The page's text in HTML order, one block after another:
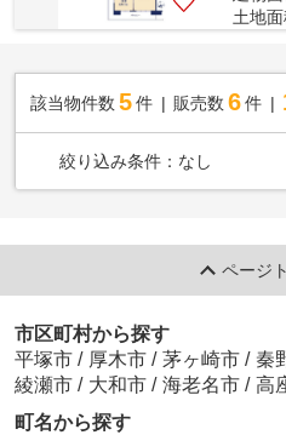
土地面
該当物件数 5件 販売数 6 件
絞り込み条件： なし
ページ
市区町村から探す
平塚市 / 厚木市 / 茅ヶ崎市 / 秦
綾瀬市 / 大和市 / 海老名市 / 高
町名から探す